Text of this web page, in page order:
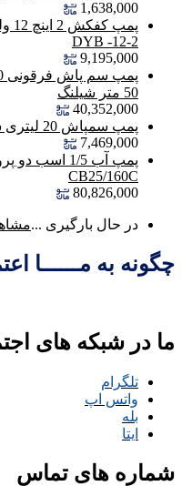
1,638,000
DYB -12-2
9,195,000
50 متر شیلنگ
40,352,000
پمپ سمپاش 20 لیتری شارژی دوکاره لوکا
7,469,000
پمپ آب 1/5
CB25/160C
80,826,000
در حال بارگیری ...
چگونه به مــــــا
ما در شبکه های
تلگرام
واتس اپ
بله
ایتا
شماره های تماس